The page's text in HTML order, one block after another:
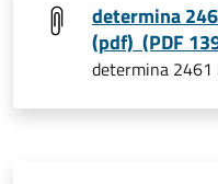
determina
(pdf) (PDF
determina 2461